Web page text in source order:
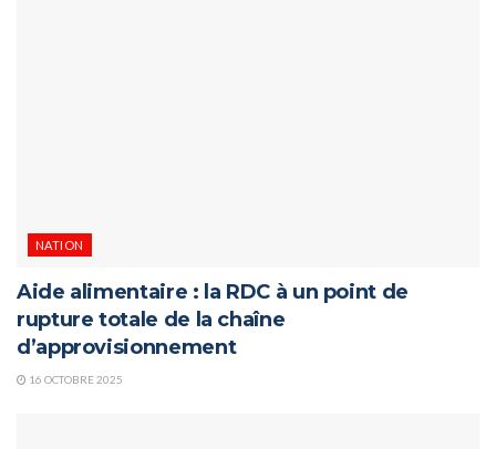
NATION
Aide alimentaire : la RDC à un point de
rupture totale de la chaîne
d’approvisionnement
16 OCTOBRE 2025